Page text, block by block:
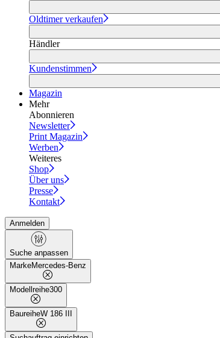
Oldtimer verkaufen
Händler
Kundenstimmen
Magazin
Mehr
Abonnieren
Newsletter
Print Magazin
Werben
Weiteres
Shop
Über uns
Presse
Kontakt
Anmelden
Suche anpassen
MarkeMercedes-Benz
Modellreihe300
BaureiheW 186 III